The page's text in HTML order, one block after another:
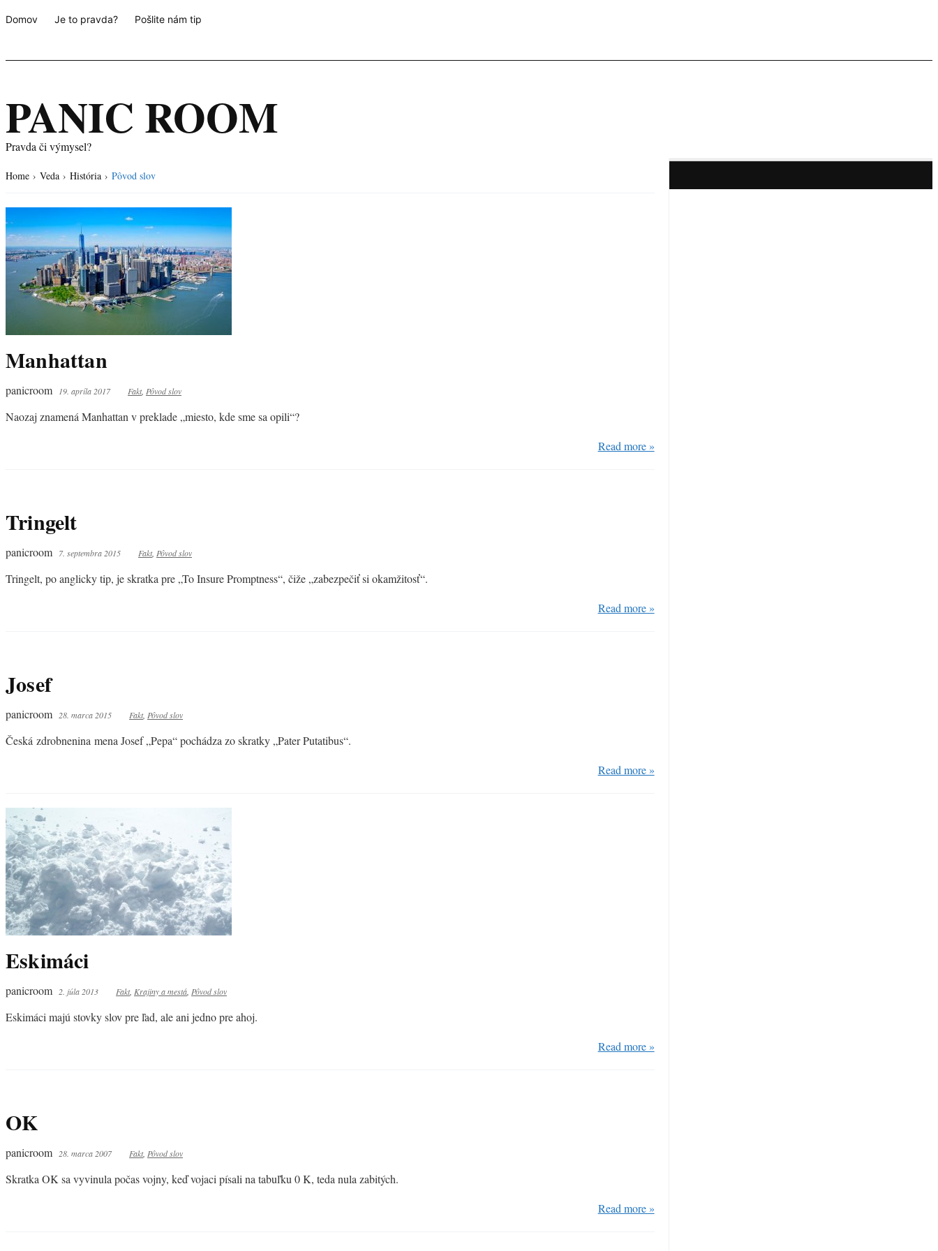
Domov Je to pravda? Pošlite nám tip
PANIC ROOM
Pravda či výmysel?
Home › Veda › História › Pôvod slov
Manhattan
panicroom 19. apríla 2017 Fakt, Pôvod slov
Naozaj znamená Manhattan v preklade „miesto, kde sme sa opili“?
Read more »
Tringelt
panicroom 7. septembra 2015 Fakt, Pôvod slov
Tringelt, po anglicky tip, je skratka pre „To Insure Promptness“, čiže „zabezpečiť si okamžitosť“.
Read more »
Josef
panicroom 28. marca 2015 Fakt, Pôvod slov
Česká zdrobnenina mena Josef „Pepa“ pochádza zo skratky „Pater Putatibus“.
Read more »
Eskimáci
panicroom 2. júla 2013 Fakt, Krajiny a mestá Pôvod slov
Eskimáci majú stovky slov pre ľad, ale ani jedno pre ahoj.
Read more »
OK
panicroom 28. marca 2007 Fakt, Pôvod slov
Skratka OK sa vyvinula počas vojny, keď vojaci písali na tabuľku 0 K, teda nula zabitých.
Read more »